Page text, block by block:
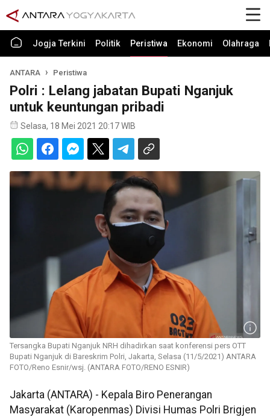
Jogja Terkini Politik Peristiwa Ekonomi Olahraga
ANTARA Peristiwa
Polri : Lelang jabatan Bupati Nganjuk
untuk keuntungan pribadi
Selasa, 18 Mei 2021 20:17 WIB
Tersangka Bupati Nganjuk NRH dihadirkan saat konferensi pers OTT
Bupati Nganjuk di Bareskrim Polri, Jakarta, Selasa (11/5/2021) ANTARA
FOTO/Reno Esnir/wsj. (ANTARA FOTO/RENO ESNIR)
Jakarta (ANTARA) - Kepala Biro Penerangan
Masyarakat (Karopenmas) Divisi Humas Polri Brigjen